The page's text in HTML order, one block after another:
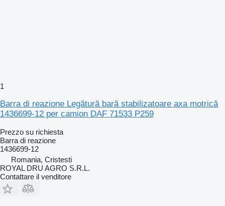
1
Barra di reazione Legătură bară stabilizatoare axa motrică
1436699-12 per camion DAF 71533 P259
Prezzo su richiesta
Barra di reazione
1436699-12
Romania, Cristesti
ROYAL DRU AGRO S.R.L.
Contattare il venditore